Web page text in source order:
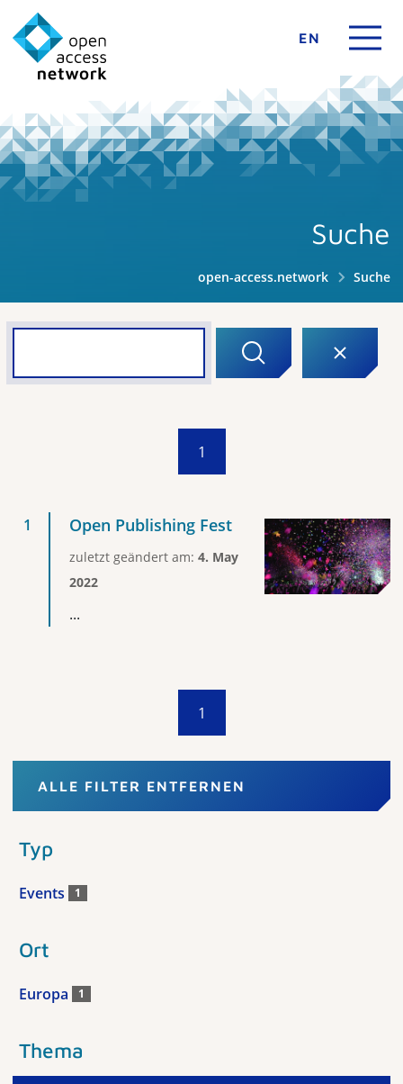
EN
Suche
open-access.network Suche
1
Open Publishing Fest
zuletzt geändert am: 4. May
2022
...
1
ALLE FILTER ENTFERNEN
Typ
Events 1
Ort
Europa 1
Thema